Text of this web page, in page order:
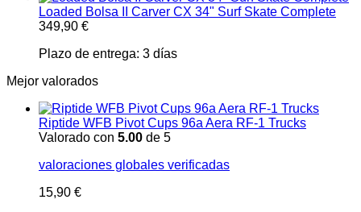
Loaded Bolsa II Carver CX 34" Surf Skate Complete
349,90 €
Plazo de entrega: 3 días
Mejor valorados
Riptide WFB Pivot Cups 96a Aera RF-1 Trucks
Valorado con 5.00 de 5
valoraciones globales verificadas
15,90 €